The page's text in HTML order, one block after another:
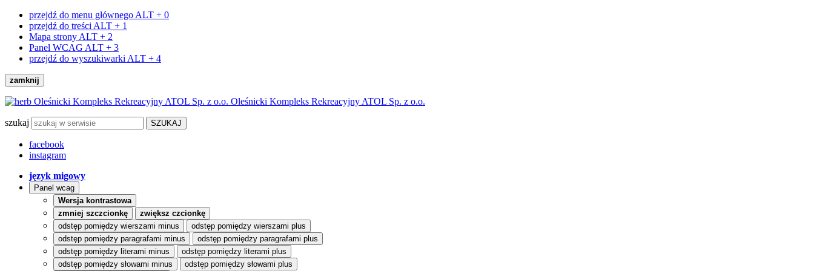
przejdź do menu głównego ALT + 0
przejdź do treści ALT + 1
Mapa strony ALT + 2
Panel WCAG ALT + 3
przejdź do wyszukiwarki ALT + 4
zamknij
Oleśnicki Kompleks Rekreacyjny ATOL Sp. z o.o.
szukaj
facebook
instagram
język migowy
Panel wcag
Wersja kontrastowa
zmniej szczcionkę
zwiększ czcionkę
odstęp pomiędzy wierszami minus
odstęp pomiędzy wierszami plus
odstęp pomiędzy paragrafami minus
odstęp pomiędzy paragrafami plus
odstęp pomiędzy literami minus
odstęp pomiędzy literami plus
odstęp pomiędzy słowami minus
odstęp pomiędzy słowami plus